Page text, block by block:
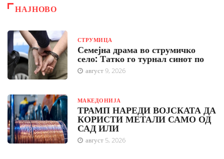
НАЈНОВО
СТРУМИЦА
Семејна драма во струмичко
село: Татко го турнал синот по
август 9, 2026
МАКЕДОНИЈА
ТРАМП НАРЕДИ ВОЈСКАТА ДА
КОРИСТИ МЕТАЛИ САМО ОД
САД ИЛИ
август 5, 2026